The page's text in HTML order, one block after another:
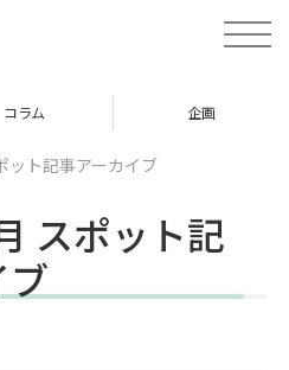
toggle
コラム 企画
ット記事アーカイブ
スポット記